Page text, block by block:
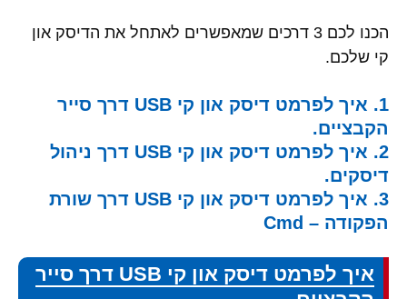
הכנו לכם 3 דרכים שמאפשרים לאתחל את הדיסק און
קי שלכם.
1. איך לפרמט דיסק און קי USB דרך סייר
הקבציים.
2. איך לפרמט דיסק און קי USB דרך ניהול
דיסקים.
3. איך לפרמט דיסק און קי USB דרך שורת
הפקודה – Cmd
איך לפרמט דיסק און קי USB דרך סייר